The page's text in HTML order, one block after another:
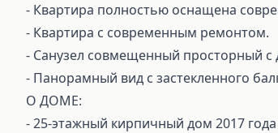
⁃ Квартира полностью оснащена
⁃ Квартира с современным ремонтом.
⁃ Санузел совмещенный просторный
⁃ Панорамный вид с застекленного
О ДОМЕ:
⁃ 25-этажный кирпичный дом 2017